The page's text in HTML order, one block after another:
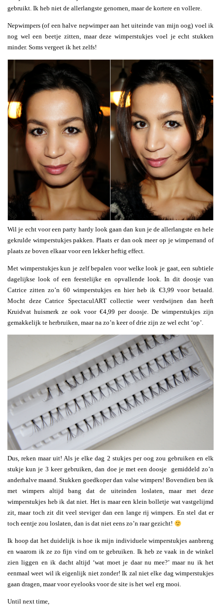
gebruikt. Ik heb niet de allerlangste genomen, maar de kortere en vollere.
Nepwimpers (of een halve nepwimper aan het uiteinde van mijn oog) voel ik
nog wel een beetje zitten, maar deze wimperstukjes voel je echt stukken
minder. Soms vergeet ik het zelfs!
Wil je echt voor een party hardy look gaan dan kun je de allerlangste en hele
gekrulde wimperstukjes pakken. Plaats er dan ook meer op je wimperrand of
plaats ze boven elkaar voor een lekker heftig effect.
Met wimperstukjes kun je zelf bepalen voor welke look je gaat, een subtiele
dagelijkse look of een feestelijke en opvallende look. In dit doosje van
Catrice zitten zo’n 60 wimperstukjes en hier heb ik €3,99 voor betaald.
Mocht deze Catrice SpectaculART collectie weer verdwijnen dan heeft
Kruidvat huismerk ze ook voor €4,99 per doosje. De wimperstukjes zijn
gemakkelijk te herbruiken, maar na zo’n keer of drie zijn ze wel echt ‘op’.
Dus, reken maar uit! Als je elke dag 2 stukjes per oog zou gebruiken en elk
stukje kun je 3 keer gebruiken, dan doe je met een doosje gemiddeld zo’n
anderhalve maand. Stukken goedkoper dan valse wimpers! Bovendien ben ik
met wimpers altijd bang dat de uiteinden loslaten, maar met deze
wimperstukjes heb ik dat niet. Het is maar een klein bolletje wat vastgelijmd
zit, maar toch zit dit veel steviger dan een lange rij wimpers. En stel dat er
toch eentje zou loslaten, dan is dat niet eens zo’n raar gezicht!
Ik hoop dat het duidelijk is hoe ik mijn individuele wimperstukjes aanbreng
en waarom ik ze zo fijn vind om te gebruiken. Ik heb ze vaak in de winkel
zien liggen en ik dacht altijd ‘wat moet je daar nu mee?’ maar nu ik het
eenmaal weet wil ik eigenlijk niet zonder! Ik zal niet elke dag wimperstukjes
gaan dragen, maar voor eyelooks voor de site is het wel erg mooi.
Until next time,